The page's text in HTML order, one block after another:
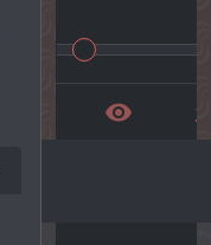
remove_red_eye